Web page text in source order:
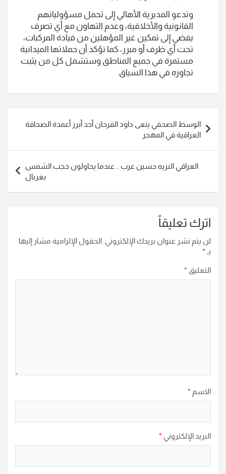
وتدعو المديرية الأهالي إلى تحمل مسؤولياتهم
القانونية والأخلاقية، وعدم التهاون مع أي تصرف
يفضي إلى تمكين غير المؤهلين من قيادة المركبات،
تحت أي ظرف أو مبرر، كما تؤكد أن حملاتها الميدانية
مستمرة في جميع المناطق وستشمل كل من يثبت
تجاوزه في هذا السياق.
المقالات
الوسط الصحفي ينعى داود الفرحان أحد أبرز أعمدة الصحافة
العراقية في المهجر
العراقي النزيه حسين عرب .. عندما يحاولون حجب الشمس
بغربال
اترك تعليقاً
لن يتم نشر عنوان بريدك الإلكتروني. الحقول الإلزامية مشار إليها
بـ *
التعليق *
الاسم *
البريد الإلكتروني *